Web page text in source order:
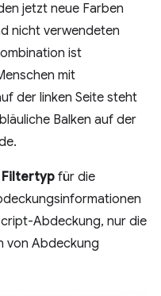
jetzt neue Farben
nicht verwendeten
ist
mit
der linken Seite steht
Balken auf der
Filtertyp für die
Abdeckung, nur die
von Abdeckung